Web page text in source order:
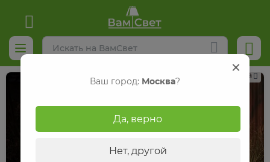
Реклама
Ваш город: Москва?
Да, верно
Нет, другой